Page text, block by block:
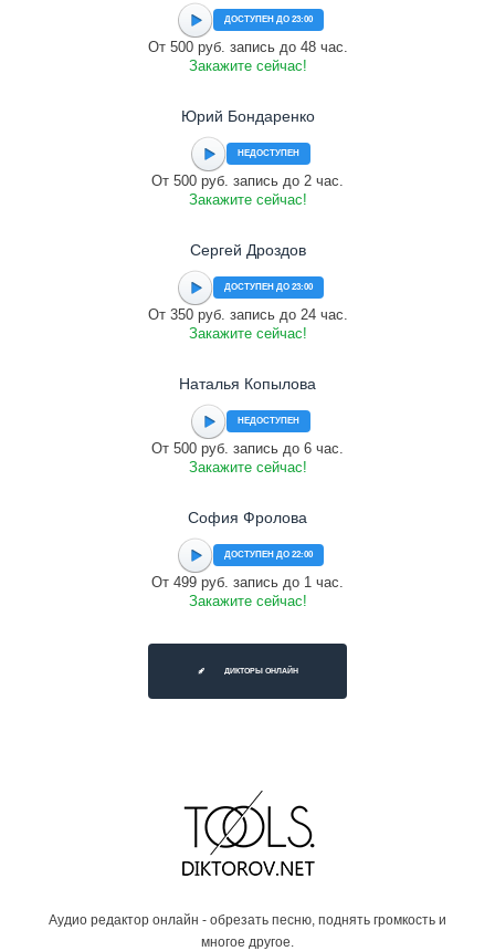
ДОСТУПЕН ДО 23:00
От 500 руб. запись до 48 час.
Закажите сейчас!
Юрий Бондаренко
НЕДОСТУПЕН
От 500 руб. запись до 2 час.
Закажите сейчас!
Сергей Дроздов
ДОСТУПЕН ДО 23:00
От 350 руб. запись до 24 час.
Закажите сейчас!
Наталья Копылова
НЕДОСТУПЕН
От 500 руб. запись до 6 час.
Закажите сейчас!
София Фролова
ДОСТУПЕН ДО 22:00
От 499 руб. запись до 1 час.
Закажите сейчас!
ДИКТОРЫ ОНЛАЙН
Аудио редактор онлайн - обрезать песню, поднять громкость и
многое другое.